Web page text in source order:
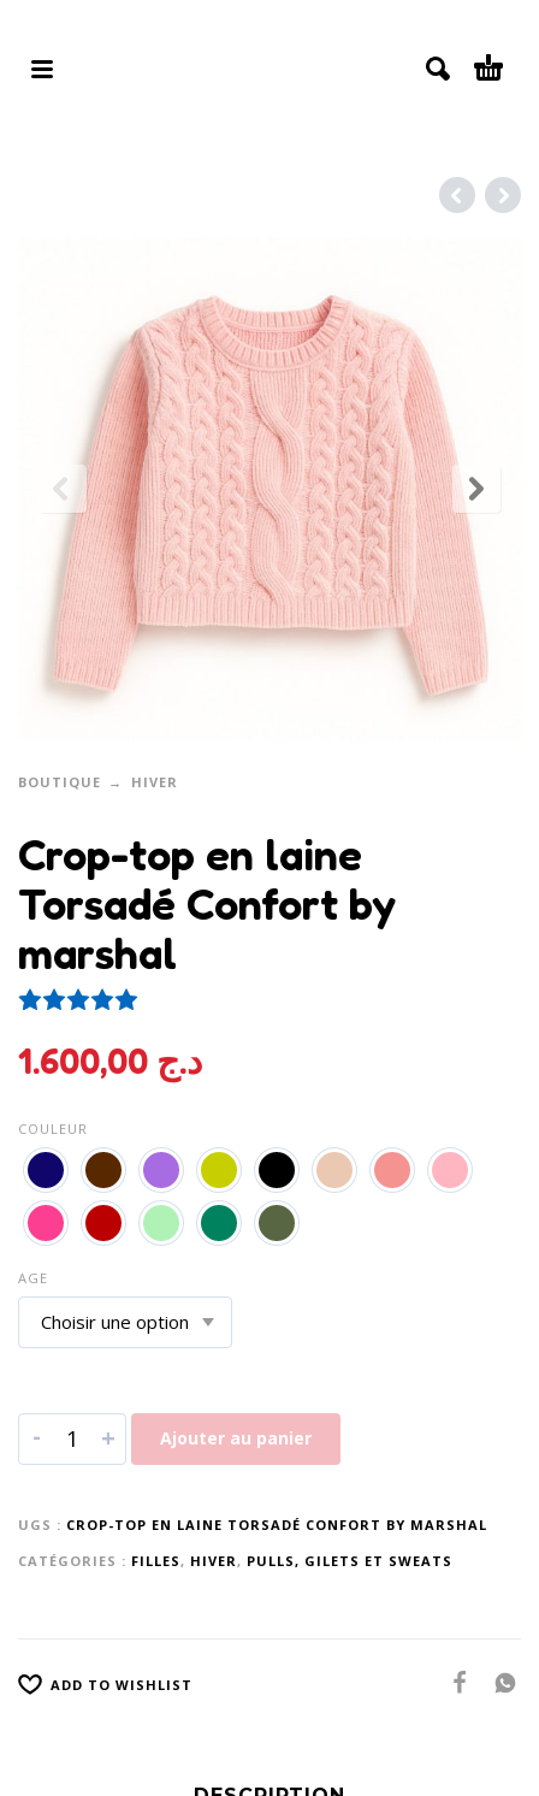
BOUTIQUE HIVER
Crop-top en laine
Torsadé Confort by
marshal
4
د.ج
COULEUR
AGE
- + Ajouter au panier
UGS : CROP-TOP EN LAINE TORSADÉ CONFORT BY MARSHAL
CATÉGORIES : FILLES, HIVER, PULLS, GILETS ET SWEATS
ADD TO WISHLIST